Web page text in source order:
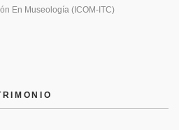
En Museología (ICOM-ITC)